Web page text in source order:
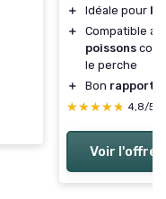
＋
Idéale pour la
＋
Compatible
poissons
le perche
＋
Bon rapport
★★★★★
★★★★★ 4,8/5
Voir l'offre